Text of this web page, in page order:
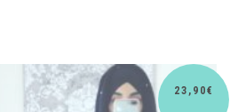
30,90€